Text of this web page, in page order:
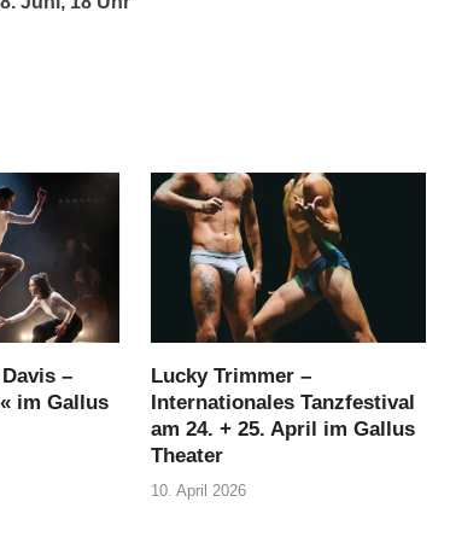
–
im Gallus
Lucky Trimmer –
Internationales Tanzfestival
am 24. + 25. April im Gallus
Theater
10. April 2026